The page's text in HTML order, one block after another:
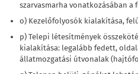
szarvasmarha vonatkozásában a
o) Kezelőfolyosók kialakítása,
p) Telepi létesítmények
kialakítása: legalább fedett,
állatmozgatási útvonalak